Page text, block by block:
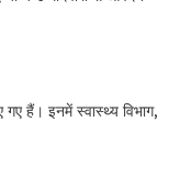
गए हैं। इनमें स्वास्थ्य विभाग,